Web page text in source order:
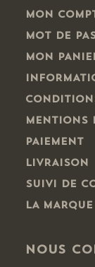
MON
MOT DE
MON
MENTIONS
PAIEMENT
LIVRAISON
SUIVI DE
LA MARQUE
NOUS